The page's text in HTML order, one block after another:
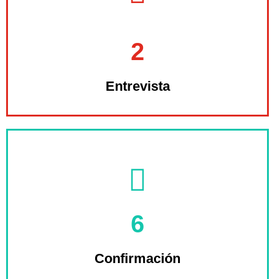
2
Entrevista
6
Confirmación
Usted confirma qué estrategia